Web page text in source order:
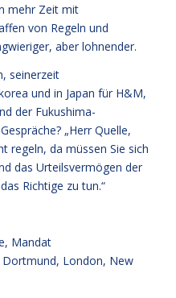
mehr Zeit mit
von Regeln und
aber lohnender.
seinerzeit
und in Japan für H&M,
der Fukushima-
„Herr Quelle,
regeln, da müssen Sie sich
das Urteilsvermögen der
Richtige zu tun.“
, Mandat
London, New